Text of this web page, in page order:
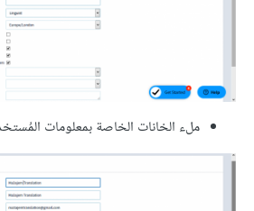
ملء الخانات الخاصة بمعلومات